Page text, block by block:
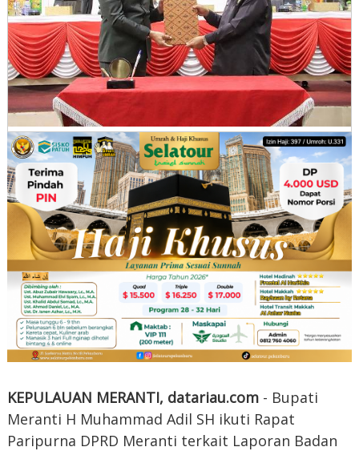
KEPULAUAN MERANTI, datariau.com - Bupati
Meranti H Muhammad Adil SH ikuti Rapat
Paripurna DPRD Meranti terkait Laporan Badan